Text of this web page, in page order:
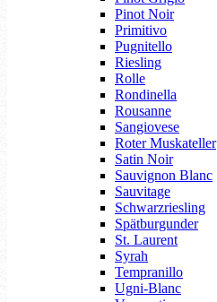
Pinot Noir
Primitivo
Pugnitello
Riesling
Rolle
Rondinella
Rousanne
Sangiovese
Roter Muskateller
Satin Noir
Sauvignon Blanc
Sauvitage
Schwarzriesling
Spätburgunder
St. Laurent
Syrah
Tempranillo
Ugni-Blanc